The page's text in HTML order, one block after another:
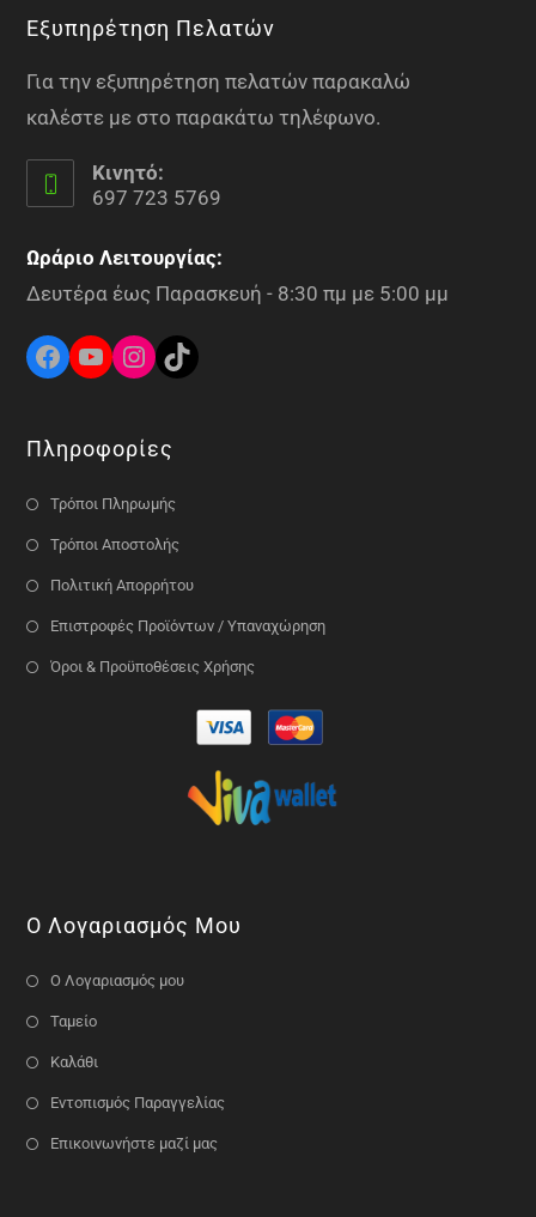
Εξυπηρέτηση Πελατών
Για την εξυπηρέτηση πελατών παρακαλώ
καλέστε με στο παρακάτω τηλέφωνο.
Κινητό:
697 723 5769
Ωράριο Λειτουργίας:
Δευτέρα έως Παρασκευή - 8:30 πμ με 5:00 μμ
Πληροφορίες
Τρόποι Πληρωμής
Τρόποι Αποστολής
Πολιτική Απορρήτου
Επιστροφές Προϊόντων / Υπαναχώρηση
Όροι & Προϋποθέσεις Χρήσης
Ο Λογαριασμός Μου
Ο Λογαριασμός μου
Ταμείο
Καλάθι
Εντοπισμός Παραγγελίας
Επικοινωνήστε μαζί μας